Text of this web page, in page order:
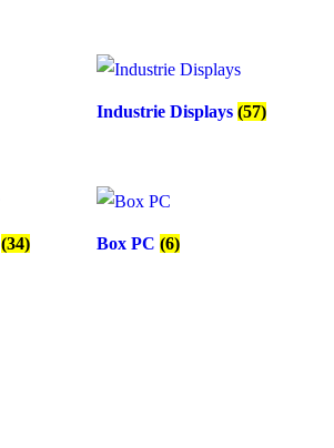
Industrie Displays (57)
(34) Box PC (6)